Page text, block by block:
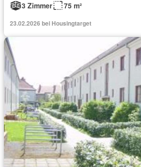
3 Zimmer
75 m²
23.02.2026 bei Housingtarget